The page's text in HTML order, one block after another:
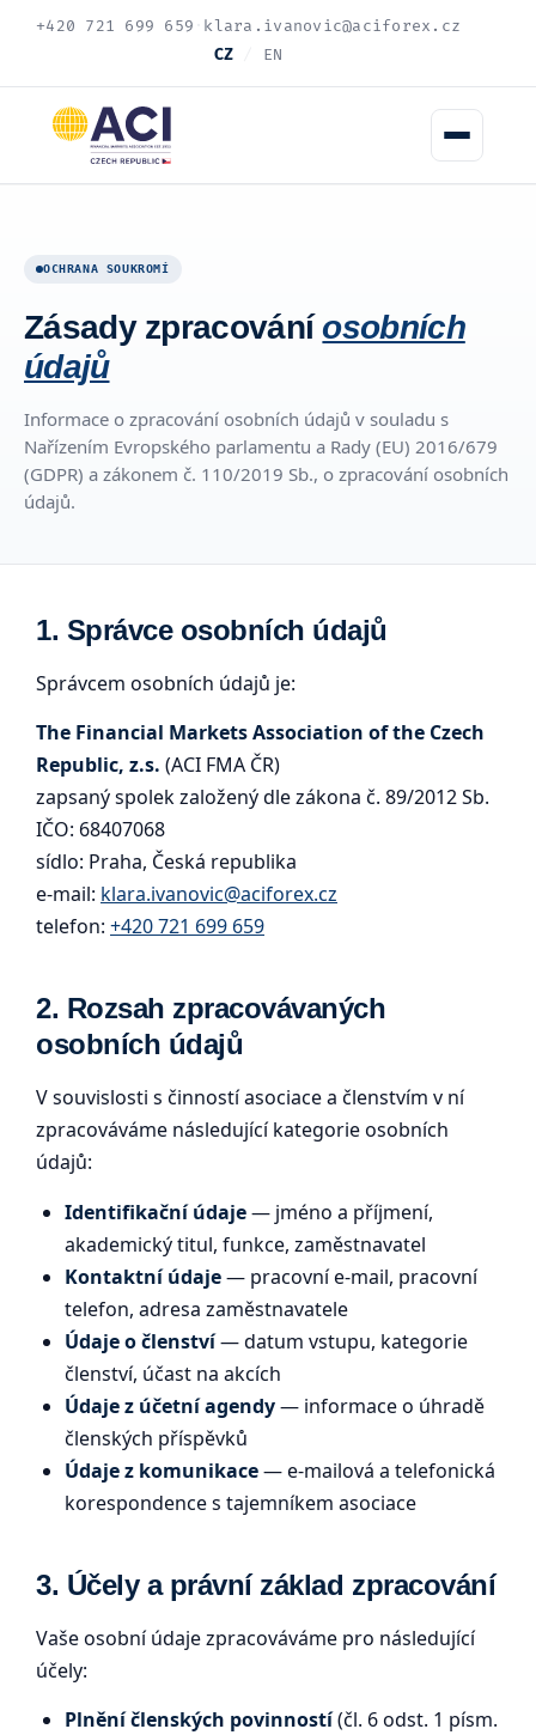
+420 721 699 659
klara.ivanovic@aciforex.cz
CZ
EN
OCHRANA SOUKROMÍ
Zásady zpracováníosobních
údajů
Informace o zpracování osobních údajů v souladu s
Nařízením Evropského parlamentu a Rady (EU) 2016/679
(GDPR) a zákonem č. 110/2019 Sb., o zpracování osobních
údajů.
1. Správce osobních údajů
Správcem osobních údajů je:
The Financial Markets Association of the Czech
Republic, z.s. (ACI FMA ČR)
zapsaný spolek založený dle zákona č. 89/2012 Sb.
IČO: 68407068
sídlo: Praha, Česká republika
e-mail: klara.ivanovic@aciforex.cz
telefon: +420 721 699 659
2. Rozsah zpracovávaných
osobních údajů
V souvislosti s činností asociace a členstvím v ní
zpracováváme následující kategorie osobních
údajů:
Identifikační údaje— jméno a příjmení,
akademický titul, funkce, zaměstnavatel
Kontaktní údaje— pracovní e-mail, pracovní
telefon, adresa zaměstnavatele
Údaje o členství— datum vstupu, kategorie
členství, účast na akcích
Údaje z účetní agendy— informace o úhradě
členských příspěvků
Údaje z komunikace— e-mailová a telefonická
korespondence s tajemníkem asociace
3. Účely a právní základ zpracování
Vaše osobní údaje zpracováváme pro následující
účely:
Plnění členských povinností(čl. 6 odst. 1 písm.